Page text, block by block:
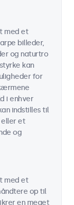
med et
billeder,
og naturtro
kan
for
i enhver
indstilles til
et
og
med et
op til
en meget